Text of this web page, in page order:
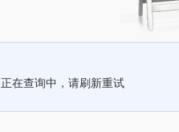
正在查询中，请刷新重试